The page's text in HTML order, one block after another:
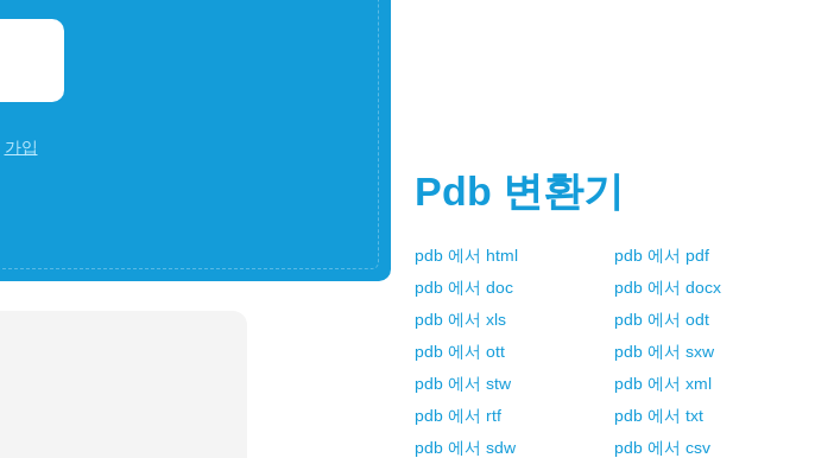
가입
Pdb 변환기
pdb 에서 html pdb 에서 pdf
pdb 에서 doc pdb 에서 docx
pdb 에서 xls pdb 에서 odt
pdb 에서 ott pdb 에서 sxw
pdb 에서 stw pdb 에서 xml
pdb 에서 rtf pdb 에서 txt
pdb 에서 sdw pdb 에서 csv